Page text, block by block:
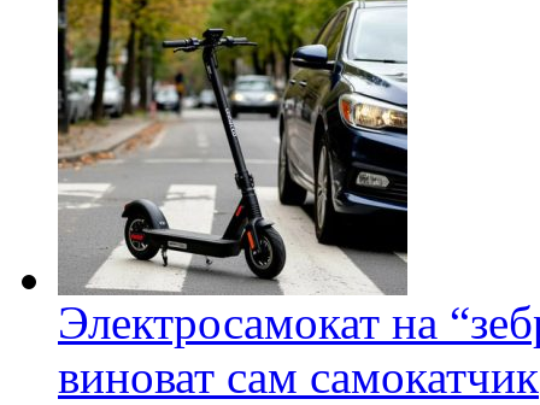
Электросамокат на
виноват сам самокатчик